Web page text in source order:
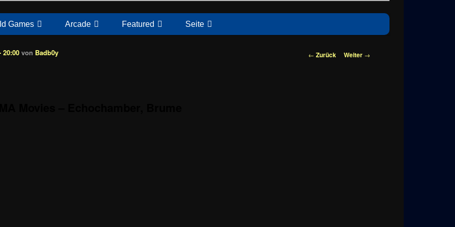
Id Games Arcade Featured Seite
Beitragsnavigation
← Zurück Weiter →
20:00 von Badb0y